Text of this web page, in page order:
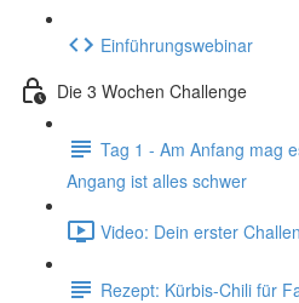
Einführungswebinar
Die 3 Wochen Challenge
Tag 1 - Am Anfang mag
Angang ist alles schwer
Video: Dein erster
Rezept: Kürbis-Chili für